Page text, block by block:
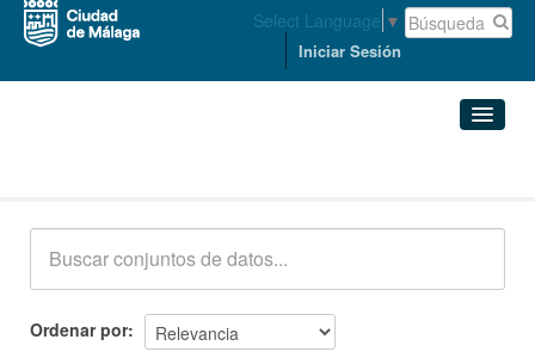
Select Language ▼
Iniciar Sesión
Ordenar por